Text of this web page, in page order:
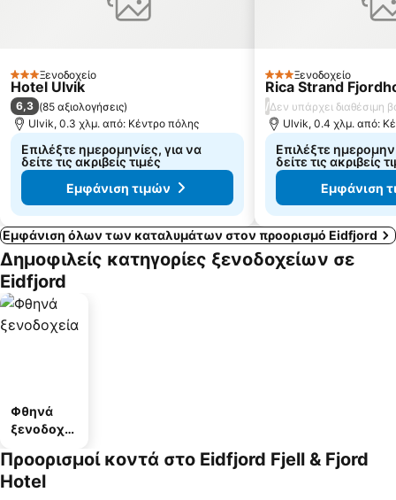
3 ΑστέριαΞενοδοχείο
Hotel Ulvik
6,3 (85 αξιολογήσεις)
Ulvik, 0.3 χλμ. από: Κέντρο πόλης
Επιλέξτε ημερομηνίες, για να
δείτε τις ακριβείς τιμές
Εμφάνιση τιμών
3 ΑστέριαΞενοδοχείο
Rica Strand
/Δεν υπάρχει διαθέσιμη
Ulvik, 0.4 χλμ. από:
Επιλέξτε
δείτε τις ακριβείς
Εμφάνιση
Εμφάνιση όλων των καταλυμάτων στον προορισμό Eidfjord
Δημοφιλείς κατηγορίες ξενοδοχείων σε
Eidfjord
Φθηνά
ξενοδοχεί
Προορισμοί κοντά στο Eidfjord Fjell & Fjord
Hotel